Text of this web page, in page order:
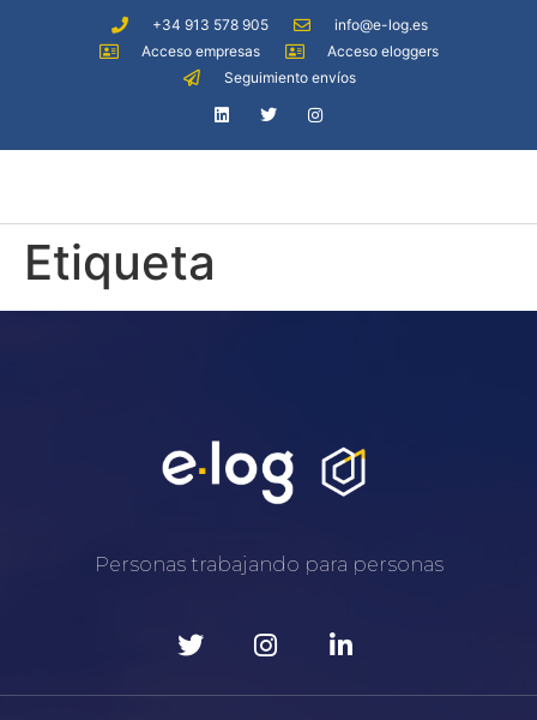
+34 913 578 905
info@e-log.es
Acceso empresas
Acceso eloggers
Seguimiento envíos
Etiqueta
Personas trabajando para personas